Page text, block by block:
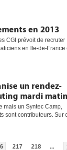
en 2013
CGI prévoit de recruter
en Ile-de-France
un rendez-
mardi
mais un Syntec Camp,
sont contributeurs. Sur
217 218 ...